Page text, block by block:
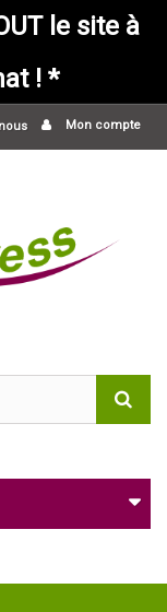
le site à
! *
Mon compte